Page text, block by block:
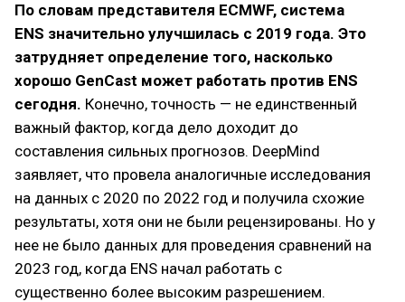
По словам представителя ECMWF, система
ENS значительно улучшилась с 2019 года. Это
затрудняет определение того, насколько
хорошо GenCast может работать против ENS
сегодня. Конечно, точность — не единственный
важный фактор, когда дело доходит до
составления сильных прогнозов. DeepMind
заявляет, что провела аналогичные исследования
на данных с 2020 по 2022 год и получила схожие
результаты, хотя они не были рецензированы. Но у
нее не было данных для проведения сравнений на
2023 год, когда ENS начал работать с
существенно более высоким разрешением.